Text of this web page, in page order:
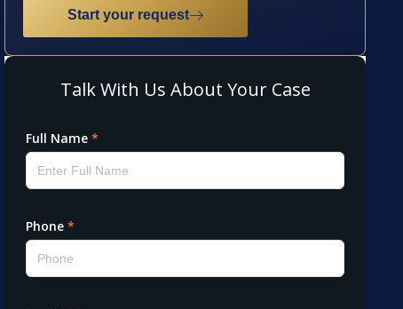
Start your request